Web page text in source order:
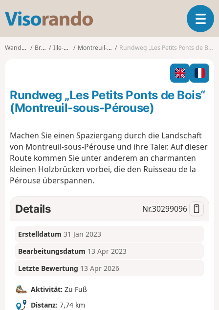
s
o
o
T
o
l
n
a
a
t
Wanderungen Bretagne Ille-et-Vilaine Montreuil-sous-Pérouse Rundweg „Les Petits Ponts de Bois“ (Montreuil-sous-Pérouse)
Rundweg „Les Petits Ponts de Bois“
(Montreuil-sous-Pérouse)
Machen Sie einen Spaziergang durch die Landschaft
von Montreuil-sous-Pérouse und ihre Täler. Auf dieser
Route kommen Sie unter anderem an charmanten
kleinen Holzbrücken vorbei, die den Ruisseau de la
Pérouse überspannen.
Details Nr.30299096
Erstelldatum 31 Jan 2023
Bearbeitungsdatum 13 Apr 2023
Letzte Bewertung 13 Apr 2026
Aktivität: Zu Fuß
Distanz: 7,74 km